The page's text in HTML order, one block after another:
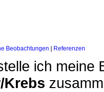
Beobachtungen Referenzen
ich
Krebs